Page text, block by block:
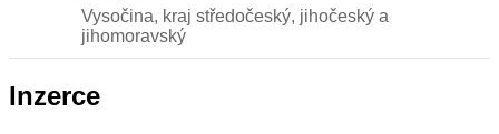
Vysočina, kraj středočeský, jihočeský a
jihomoravský
Inzerce